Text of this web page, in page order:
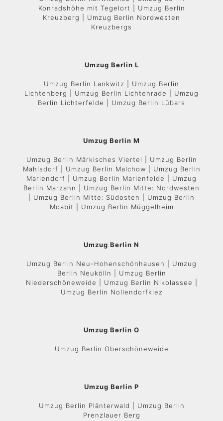
Konradshöhe mit Tegelort | Umzug Berlin
Kreuzberg | Umzug Berlin Nordwesten
Kreuzbergs
Umzug Berlin L
Umzug Berlin Lankwitz | Umzug Berlin
Lichtenberg | Umzug Berlin Lichtenrade | Umzug
Berlin Lichterfelde | Umzug Berlin Lübars
Umzug Berlin M
Umzug Berlin Märkisches Viertel | Umzug Berlin
Mahlsdorf | Umzug Berlin Malchow | Umzug Berlin
Mariendorf | Umzug Berlin Marienfelde | Umzug
Berlin Marzahn | Umzug Berlin Mitte: Nordwesten
| Umzug Berlin Mitte: Südosten | Umzug Berlin
Moabit | Umzug Berlin Müggelheim
Umzug Berlin N
Umzug Berlin Neu-Hohenschönhausen | Umzug
Berlin Neukölln | Umzug Berlin
Niederschöneweide | Umzug Berlin Nikolassee |
Umzug Berlin Nollendorfkiez
Umzug Berlin O
Umzug Berlin Oberschöneweide
Umzug Berlin P
Umzug Berlin Plänterwald | Umzug Berlin
Prenzlauer Berg